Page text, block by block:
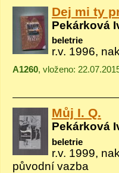
Dej mi ty
Pekárková
beletrie
r.v. 1996,
A1260, vloženo:
Můj I. Q.
Pekárková
beletrie
r.v. 1999,
původní vazba